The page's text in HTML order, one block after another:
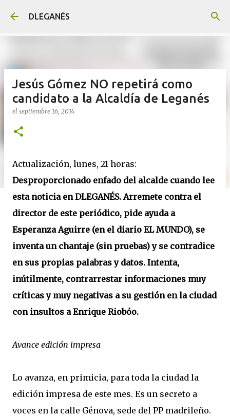
DLEGANÉS
Jesús Gómez NO repetirá como
candidato a la Alcaldía de Leganés
el septiembre 16, 2014
Actualización, lunes, 21 horas:
Desproporcionado enfado del alcalde cuando lee
esta noticia en DLEGANÉS. Arremete contra el
director de este periódico, pide ayuda a
Esperanza Aguirre (en el diario EL MUNDO), se
inventa un chantaje (sin pruebas) y se contradice
en sus propias palabras y datos. Intenta,
inútilmente, contrarrestar informaciones muy
críticas y muy negativas a su gestión en la ciudad
con insultos a Enrique Riobóo.
Avance edición impresa
Lo avanza, en primicia, para toda la ciudad la
edición impresa de este mes. Es un secreto a
voces en la calle Génova, sede del PP madrileño.